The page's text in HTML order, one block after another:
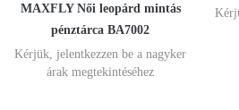
MAXFLY Női leopárd mintás
pénztárca BA7002
Kérjük, jelentkezzen be a nagyker
árak megtekintéséhez